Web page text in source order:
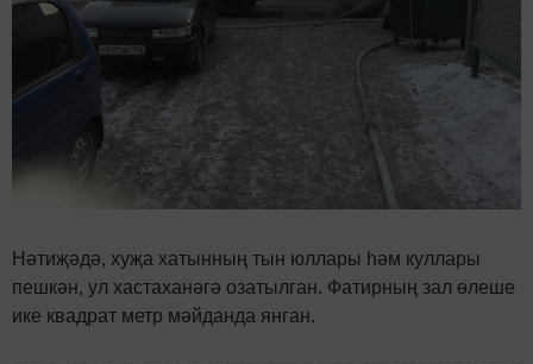
Нәтиҗәдә, хуҗа хатынның тын юллары һәм куллары
пешкән, ул хастаханәгә озатылган. Фатирның зал өлеше
ике квадрат метр мәйданда янган.